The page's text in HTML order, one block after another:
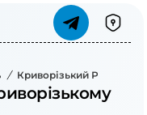
/ Криворізький Район